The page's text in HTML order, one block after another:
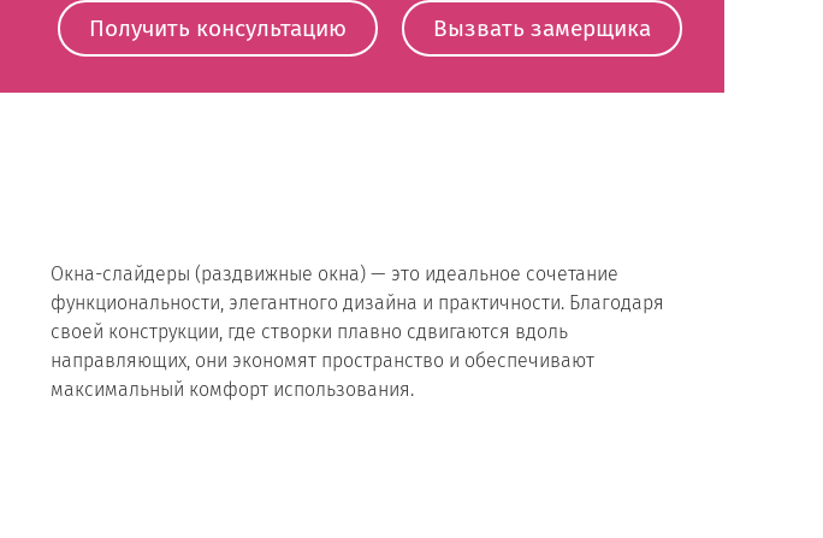
Получить консультацию Вызвать замерщика
Окна-слайдеры (раздвижные окна) — это идеальное сочетание
функциональности, элегантного дизайна и практичности. Благодаря
своей конструкции, где створки плавно сдвигаются вдоль
направляющих, они экономят пространство и обеспечивают
максимальный комфорт использования.